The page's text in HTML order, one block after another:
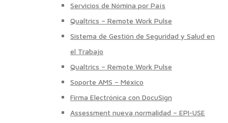
Servicios de Nómina por País
Qualtrics – Remote Work Pulse
Sistema de Gestión de Seguridad y Salud en
el Trabajo
Qualtrics – Remote Work Pulse
Soporte AMS – México
Firma Electrónica con DocuSign
Assessment nueva normalidad – EPI-USE